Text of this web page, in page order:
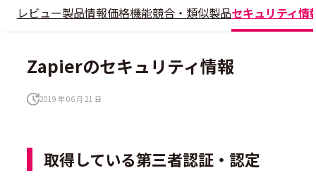
レビュー製品情報価格機能競合・類似製品セキュリティ情
Zapierのセキュリティ情報
2019 年 06 月 21 日
取得している第三者認証・認定